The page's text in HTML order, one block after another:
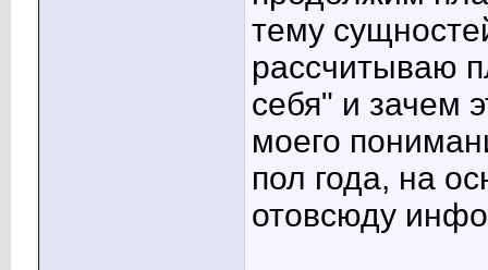
тему
рассчитываю
себя" и зачем
моего
пол года, на
отовсюду